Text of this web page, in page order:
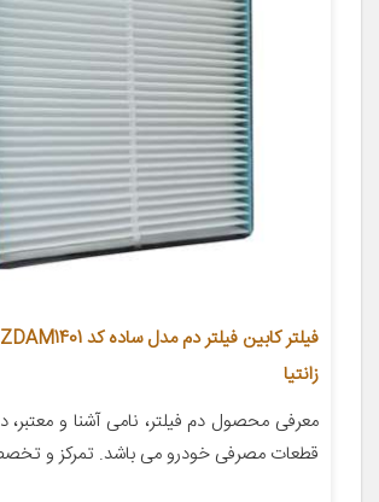
زانتیا
معرفی محصول دم فیلتر، نامی آشنا و
قطعات مصرفی خودرو می باشد. تمرکز و